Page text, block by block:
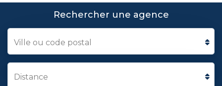
Rechercher une agence
Ville ou code postal
Distance